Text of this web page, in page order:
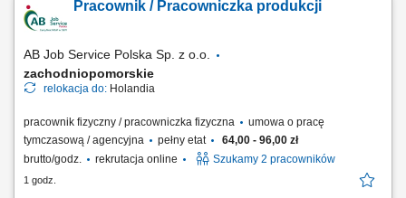
magazynowych i systemów wspierających kompletację. Transport
produktów przy wykorzystaniu wózków magazynowych.
Pracownik / Pracowniczka produkcji
AB Job Service Polska Sp. z o.o.
zachodniopomorskie
relokacja do: Holandia
pracownik fizyczny / pracowniczka fizyczna
umowa o pracę
tymczasową / agencyjna
pełny etat
64,00 - 96,00 zł
brutto/godz.
rekrutacja online Szukamy 2 pracowników
1 godz.